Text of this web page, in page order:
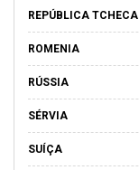
REPÚBLICA TCHECA
ROMENIA
RÚSSIA
SÉRVIA
SUÍÇA